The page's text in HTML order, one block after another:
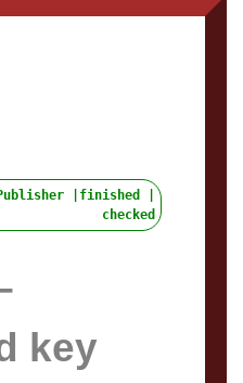
|finished |
checked
key